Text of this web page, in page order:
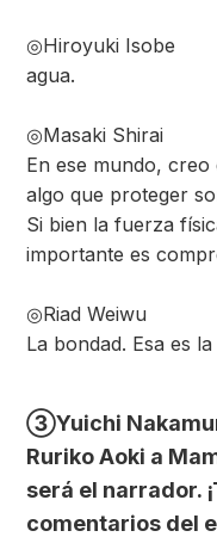
◎Hiroyuki Isobe
agua.
◎Masaki Shirai
En ese mundo,
algo que proteger
Si bien la fuerza
importante es
◎Riad Weiwu
La bondad. Esa es
③Yuichi
Ruriko Aoki a
será el narrador.
comentarios del